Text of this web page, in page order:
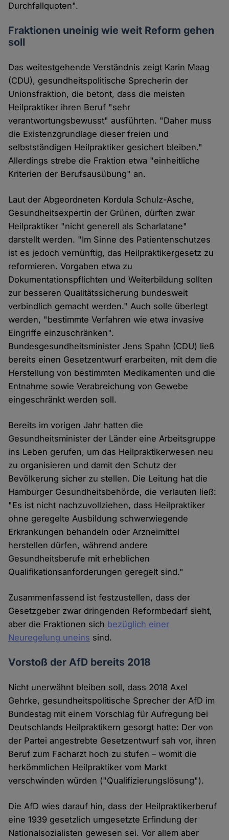
Durchfallquoten".
Fraktionen uneinig wie weit Reform gehen
soll
Das weitestgehende Verständnis zeigt Karin Maag
(CDU), gesundheitspolitische Sprecherin der
Unionsfraktion, die betont, dass die meisten
Heilpraktiker ihren Beruf "sehr
verantwortungsbewusst" ausführten. "Daher muss
die Existenzgrundlage dieser freien und
selbstständigen Heilpraktiker gesichert bleiben."
Allerdings strebe die Fraktion etwa "einheitliche
Kriterien der Berufsausübung" an.
Laut der Abgeordneten Kordula Schulz-Asche,
Gesundheitsexpertin der Grünen, dürften zwar
Heilpraktiker "nicht generell als Scharlatane"
darstellt werden. "Im Sinne des Patientenschutzes
ist es jedoch vernünftig, das Heilpraktikergesetz zu
reformieren. Vorgaben etwa zu
Dokumentationspflichten und Weiterbildung sollten
zur besseren Qualitätssicherung bundesweit
verbindlich gemacht werden." Auch solle überlegt
werden, "bestimmte Verfahren wie etwa invasive
Eingriffe einzuschränken".
Bundesgesundheitsminister Jens Spahn (CDU) ließ
bereits einen Gesetzentwurf erarbeiten, mit dem die
Herstellung von bestimmten Medikamenten und die
Entnahme sowie Verabreichung von Gewebe
eingeschränkt werden soll.
Bereits im vorigen Jahr hatten die
Gesundheitsminister der Länder eine Arbeitsgruppe
ins Leben gerufen, um das Heilpraktikerwesen neu
zu organisieren und damit den Schutz der
Bevölkerung sicher zu stellen. Die Leitung hat die
Hamburger Gesundheitsbehörde, die verlauten ließ:
"Es ist nicht nachzuvollziehen, dass Heilpraktiker
ohne geregelte Ausbildung schwerwiegende
Erkrankungen behandeln oder Arzneimittel
herstellen dürfen, während andere
Gesundheitsberufe mit erheblichen
Qualifikationsanforderungen geregelt sind."
Zusammenfassend ist festzustellen, dass der
Gesetzgeber zwar dringenden Reformbedarf sieht,
aber die Fraktionen sich bezüglich einer
Neuregelung uneins sind.
Vorstoß der AfD bereits 2018
Nicht unerwähnt bleiben soll, dass 2018 Axel
Gehrke, gesundheitspolitische Sprecher der AfD im
Bundestag mit einem Vorschlag für Aufregung bei
Deutschlands Heilpraktikern gesorgt hatte: Der von
der Partei angestrebte Gesetzentwurf sah vor, ihren
Beruf zum Facharzt hoch zu stufen – womit die
herkömmlichen Heilpraktiker vom Markt
verschwinden würden ("Qualifizierungslösung").
Die AfD wies darauf hin, dass der Heilpraktikerberuf
eine 1939 gesetzlich umgesetzte Erfindung der
Nationalsozialisten gewesen sei. Vor allem aber